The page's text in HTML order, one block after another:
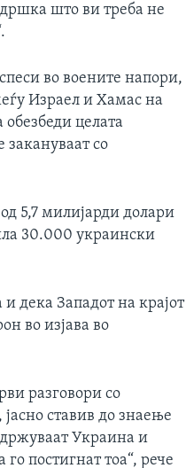
што ви треба не
во воените напори,
Израел и Хамас на
обезбеди целата
со
5,7 милијарди долари
30.000 украински
дека Западот на крајот
во изјава во
разговори со
ставив до знаење
Украина и
постигнат тоа“, рече